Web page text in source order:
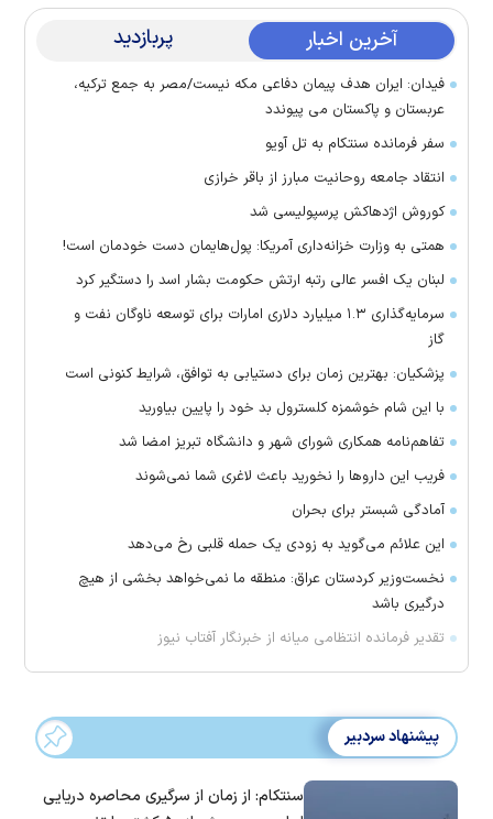
آخرین اخبار پربازدید
فیدان: ایران هدف پیمان دفاعی مکه نیست/مصر به جمع ترکیه،
عربستان و پاکستان می پیوندد
سفر فرمانده سنتکام به تل آویو
انتقاد جامعه روحانیت مبارز از باقر خرازی
کوروش اژدهاکش پرسپولیسی شد
همتی به وزارت خزانه‌داری آمریکا: پول‌هایمان دست خودمان است!
لبنان یک افسر عالی رتبه ارتش حکومت بشار اسد را دستگیر کرد
سرمایه‌گذاری ۱.۳ میلیارد دلاری امارات برای توسعه ناوگان نفت و
گاز
پزشکیان: بهترین زمان برای دستیابی به توافق، شرایط کنونی است
با این شام خوشمزه کلسترول بد خود را پایین بیاورید
تفاهم‌نامه همکاری شورای شهر و دانشگاه تبریز امضا شد
فریب این دارو‌ها را نخورید باعث لاغری شما نمی‌شوند
آمادگی شبستر برای بحران
این علائم می‌گوید به زودی یک حمله قلبی رخ می‌دهد
نخست‌وزیر کردستان عراق: منطقه ما نمی‌خواهد بخشی از هیچ
درگیری باشد
تقدیر فرمانده انتظامی میانه از خبرنگار آفتاب نیوز
پیشنهاد سردبیر
سنتکام: از زمان از سرگیری محاصره دریایی